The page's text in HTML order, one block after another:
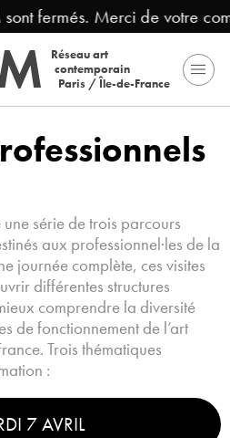
fermés. Merci de votre
Réseau art
contemporain
Paris / Île-de-France
série de trois parcours
aux professionnel·les de la
journée complète, ces visites
différentes structures
comprendre la diversité
de fonctionnement de l’art
Trois thématiques
:
7 AVRIL